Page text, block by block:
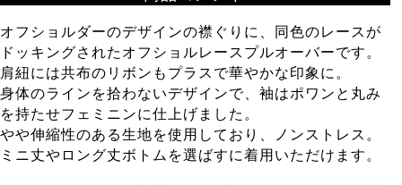
オフショルダーのデザインの襟ぐりに、同色のレースが
ドッキングされたオフショルレースプルオーバーです。
肩紐には共布のリボンもプラスで華やかな印象に。
身体のラインを拾わないデザインで、袖はポワンと丸み
を持たせフェミニンに仕上げました。
やや伸縮性のある生地を使用しており、ノンストレス。
ミニ丈やロング丈ボトムを選ばすに着用いただけます。